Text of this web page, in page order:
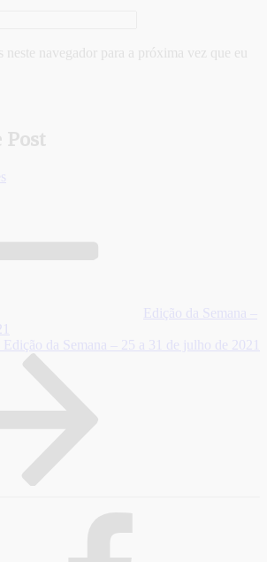
neste navegador para a próxima vez que eu
Post
Edição da Semana –
Edição da Semana – 25 a 31 de julho de 2021